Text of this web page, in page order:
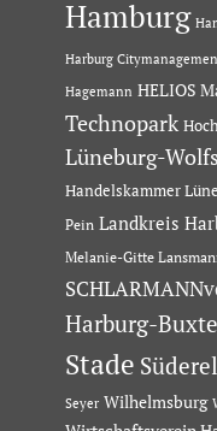
Hamburg
Harburg
Hagemann HELIOS
Technopark
Lüneburg-
Handelskammer
Pein Landkreis
Melanie-Gitte
Harburg-
Stade
Seyer Wilhelmsburg